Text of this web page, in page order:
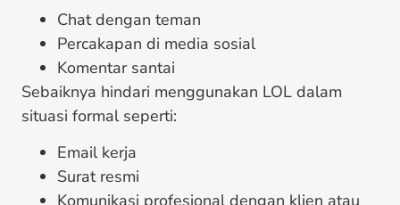
Chat dengan teman
Percakapan di media sosial
Komentar santai
Sebaiknya hindari menggunakan LOL dalam
situasi formal seperti:
Email kerja
Surat resmi